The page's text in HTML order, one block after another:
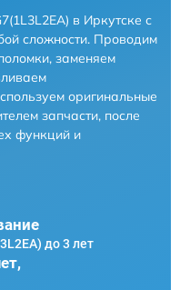
в Иркутске с
сложности. Проводим
заменяем
оригинальные
запчасти, после
функций и
до 3 лет